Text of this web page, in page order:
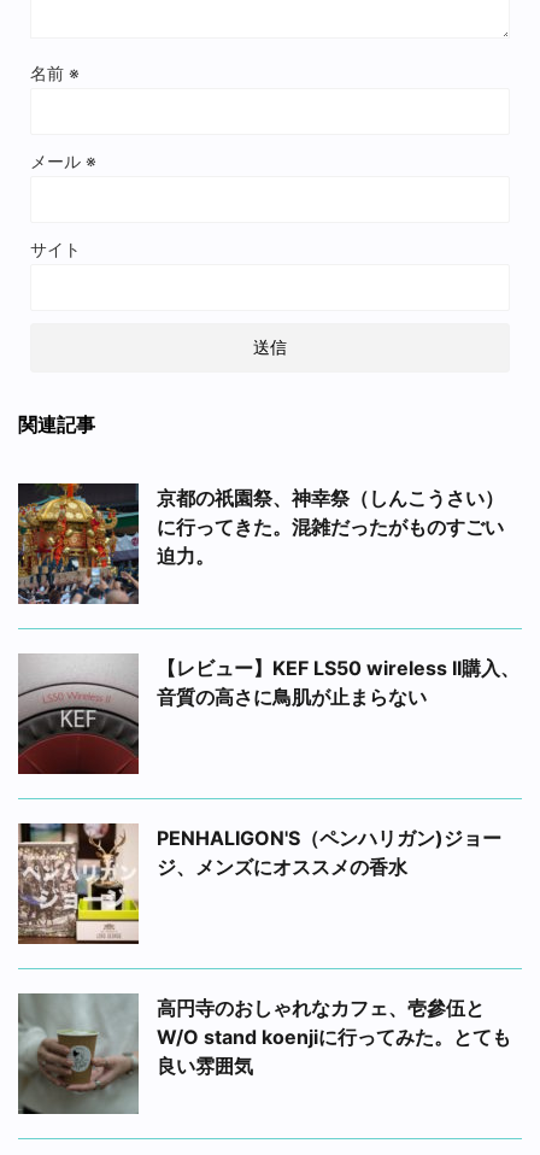
名前 ※
メール ※
サイト
関連記事
京都の祇園祭、神幸祭（しんこうさい）
に行ってきた。混雑だったがものすごい
迫力。
【レビュー】KEF LS50 wireless II購入、
音質の高さに鳥肌が止まらない
PENHALIGON'S（ペンハリガン)ジョー
ジ、メンズにオススメの香水
高円寺のおしゃれなカフェ、壱參伍と
W/O stand koenjiに行ってみた。とても
良い雰囲気